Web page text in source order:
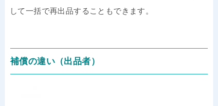
して一括で再出品することもできます。
補償の違い（出品者）